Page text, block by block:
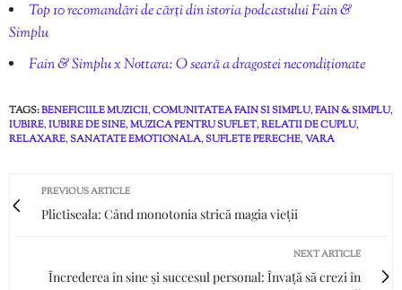
Top 10 recomandări de cărți din istoria podcastului Fain &
Simplu
Fain & Simplu x Nottara: O seară a dragostei necondiționate
TAGS:BENEFICIILE MUZICII,COMUNITATEA FAIN SI SIMPLU,FAIN & SIMPLU,
IUBIRE,IUBIRE DE SINE,MUZICA PENTRU SUFLET,RELATII DE CUPLU,
RELAXARE,SANATATE EMOTIONALA,SUFLETE PERECHE,VARA
PREVIOUS ARTICLE
Plictiseala: Când monotonia strică magia vieții
NEXT ARTICLE
Încrederea în sine și succesul personal: Învață să crezi în